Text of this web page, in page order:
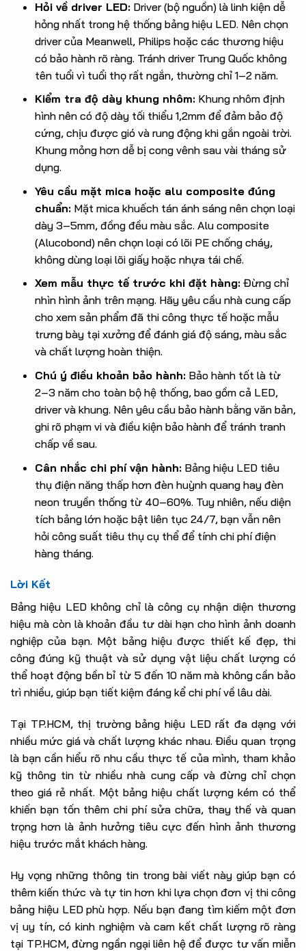
Hỏi về driver LED:Driver (bộ nguồn) là linh kiện dễ
hỏng nhất trong hệ thống bảng hiệu LED. Nên chọn
driver của Meanwell, Philips hoặc các thương hiệu
có bảo hành rõ ràng. Tránh driver Trung Quốc không
tên tuổi vì tuổi thọ rất ngắn, thường chỉ 1–2 năm.
Kiểm tra độ dày khung nhôm:Khung nhôm định
hình nên có độ dày tối thiểu 1,2mm để đảm bảo độ
cứng, chịu được gió và rung động khi gắn ngoài trời.
Khung mỏng hơn dễ bị cong vênh sau vài tháng sử
dụng.
Yêu cầu mặt mica hoặc alu composite đúng
chuẩn:Mặt mica khuếch tán ánh sáng nên chọn loại
dày 3–5mm, đồng đều màu sắc. Alu composite
(Alucobond) nên chọn loại có lõi PE chống cháy,
không dùng loại lõi giấy hoặc nhựa tái chế.
Xem mẫu thực tế trước khi đặt hàng:Đừng chỉ
nhìn hình ảnh trên mạng. Hãy yêu cầu nhà cung cấp
cho xem sản phẩm đã thi công thực tế hoặc mẫu
trưng bày tại xưởng để đánh giá độ sáng, màu sắc
và chất lượng hoàn thiện.
Chú ý điều khoản bảo hành:Bảo hành tốt là từ
2–3 năm cho toàn bộ hệ thống, bao gồm cả LED,
driver và khung. Nên yêu cầu bảo hành bằng văn bản,
ghi rõ phạm vi và điều kiện bảo hành để tránh tranh
chấp về sau.
Cân nhắc chi phí vận hành:Bảng hiệu LED tiêu
thụ điện năng thấp hơn đèn huỳnh quang hay đèn
neon truyền thống từ 40–60%. Tuy nhiên, nếu diện
tích bảng lớn hoặc bật liên tục 24/7, bạn vẫn nên
hỏi công suất tiêu thụ cụ thể để tính chi phí điện
hàng tháng.
Lời Kết
Bảng hiệu LED không chỉ là công cụ nhận diện thương
hiệu mà còn là khoản đầu tư dài hạn cho hình ảnh doanh
nghiệp của bạn. Một bảng hiệu được thiết kế đẹp, thi
công đúng kỹ thuật và sử dụng vật liệu chất lượng có
thể hoạt động bền bỉ từ 5 đến 10 năm mà không cần bảo
trì nhiều, giúp bạn tiết kiệm đáng kể chi phí về lâu dài.
Tại TP.HCM, thị trường bảng hiệu LED rất đa dạng với
nhiều mức giá và chất lượng khác nhau. Điều quan trọng
là bạn cần hiểu rõ nhu cầu thực tế của mình, tham khảo
kỹ thông tin từ nhiều nhà cung cấp và đừng chỉ chọn
theo giá rẻ nhất. Một bảng hiệu chất lượng kém có thể
khiến bạn tốn thêm chi phí sửa chữa, thay thế và quan
trọng hơn là ảnh hưởng tiêu cực đến hình ảnh thương
hiệu trước mắt khách hàng.
Hy vọng những thông tin trong bài viết này giúp bạn có
thêm kiến thức và tự tin hơn khi lựa chọn đơn vị thi công
bảng hiệu LED phù hợp. Nếu bạn đang tìm kiếm một đơn
vị uy tín, có kinh nghiệm và cam kết chất lượng rõ ràng
tại TP.HCM, đừng ngần ngại liên hệ để được tư vấn miễn